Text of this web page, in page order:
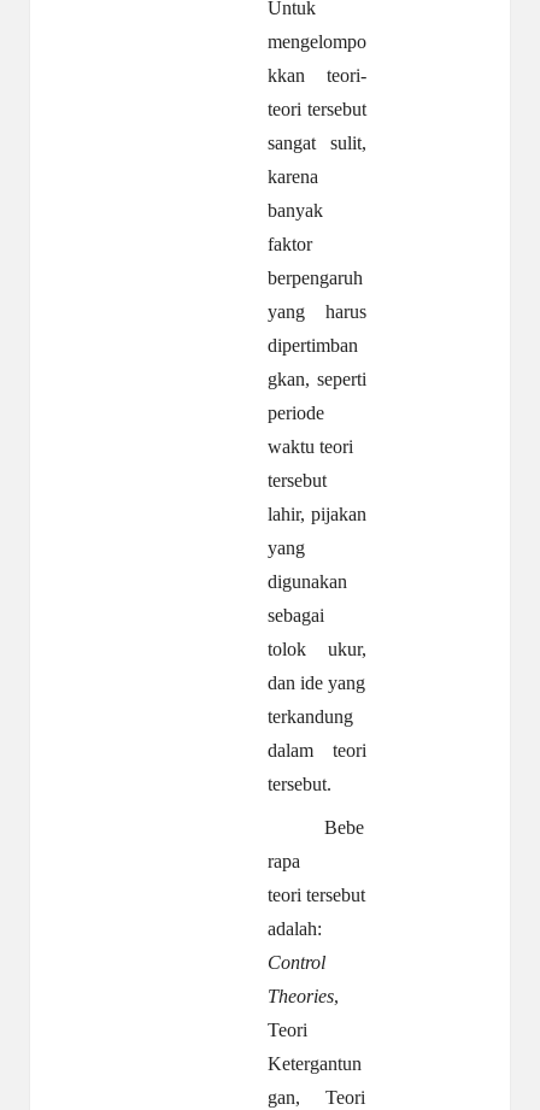
Untuk
mengelompo
kkan teori-
teori tersebut
sangat sulit,
karena
banyak
faktor
berpengaruh
yang harus
dipertimban
gkan, seperti
periode
waktu teori
tersebut
lahir, pijakan
yang
digunakan
sebagai
tolok ukur,
dan ide yang
terkandung
dalam teori
tersebut.
Bebe
rapa
teori tersebut
adalah:
Control
Theories,
Teori
Ketergantun
gan, Teori